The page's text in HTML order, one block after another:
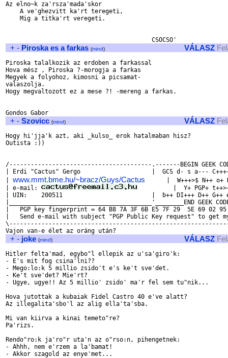
Az elno~k za'rsza'mada'skor
    A ve'ghezvitt ka'rt teregeti,
    Mig a titka'rt veregeti.
+ - Piroska es a farkas (mind) VÁLASZ
Piroska talalkozik az erdoben a farkassal
Hova mész , Piroska ?-morogja a farkas
Megyek a folyohoz, kimosni a picsamat-
valaszolja.
Hogy megvaltozott ez a mese ?! -mereng a farkas.
+ - Szovicc (mind) VÁLASZ
Hogy hi'jja'k azt, aki _kulso_ erok hatalmaban hisz?
Outista :))
/----------------------------------------.-------BEGIN GEEK
| Erdi "Cactus" Gergo                    |  GCS d- s a---
www.mmt.bme.hu/~bracz/Guys/Cactus
|  W+++>$ N++ o+
| e-mail:
|  Y+ PGP+
| UIN:    200511                         |  b++ DI+++ D++
|________________________________________'________END GEEK
|   PGP key fingerprint = 64 B8 7A 3F 6B E5 7F 29  5E 69 02
|   Send e-mail with subject "PGP Public Key request" to get
+ - joke (mind) VÁLASZ
Hitler felta'mad, egybo"l ellepik az u'sa'giro'k:
- E's mit fog csina'lni??
- Mego:lo:k 5 millio zsido't e's ke't sve'det.
- Ke't sve'det? Mie'rt?
- Ugye, ugye!! Az 5 millio' zsido' ma'r fel sem tu"nik...
Hova jutottak a kubaiak Fidel Castro 40 e've alatt?
Az illegalita'sbo'l az alig ella'ta'sba.
Mi van kiirva a kinai temeto"re?
Pa'rizs.
Rendo"ro:k ja'ro"r uta'n az o"rso:n, pihengetnek:
- Ahhh, nem e'rzem a la'bamat!
- Akkor szagold az enye'met...